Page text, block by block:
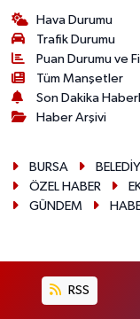
Hava Durumu
Trafik Durumu
Puan Durumu ve
Tüm Manşetler
Son Dakika
Haber Arşivi
BURSA
ÖZEL HABER
GÜNDEM
RSS